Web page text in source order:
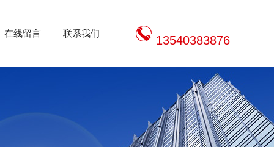
在线留言 联系我们
13540383876